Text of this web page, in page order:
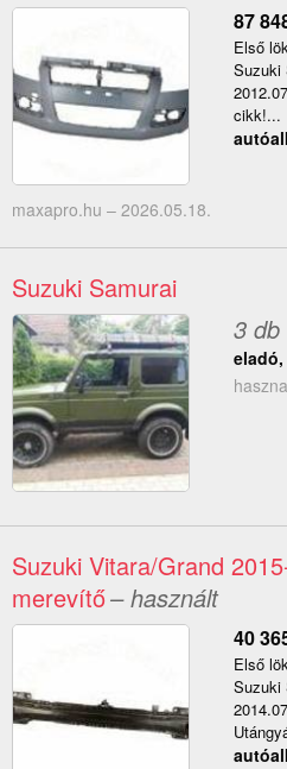
87
Első
Suzuki
cikk!...
maxapro.hu – 2026.05.18.
Suzuki Samurai
3 db
eladó,
Suzuki Vitara/Grand
merevítő– használt
40
Első
Suzuki